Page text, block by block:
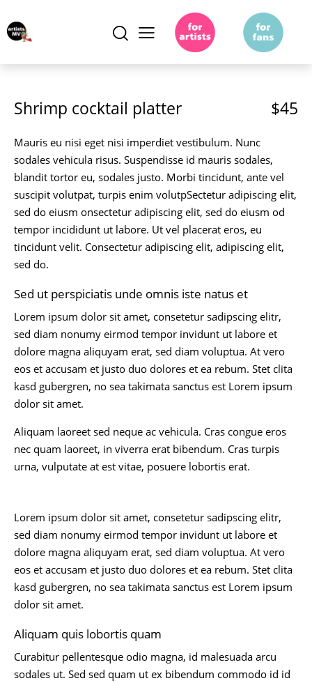
Shrimp cocktail platter $45
Mauris eu nisi eget nisi imperdiet vestibulum. Nunc
sodales vehicula risus. Suspendisse id mauris sodales,
blandit tortor eu, sodales justo. Morbi tincidunt, ante vel
suscipit volutpat, turpis enim volutpSectetur adipiscing elit,
sed do eiusm onsectetur adipiscing elit, sed do eiusm od
tempor incididunt ut labore. Ut vel placerat eros, eu
tincidunt velit. Consectetur adipiscing elit, adipiscing elit,
sed do.
Sed ut perspiciatis unde omnis iste natus et
Lorem ipsum dolor sit amet, consetetur sadipscing elitr,
sed diam nonumy eirmod tempor invidunt ut labore et
dolore magna aliquyam erat, sed diam voluptua. At vero
eos et accusam et justo duo dolores et ea rebum. Stet clita
kasd gubergren, no sea takimata sanctus est Lorem ipsum
dolor sit amet.
Aliquam laoreet sed neque ac vehicula. Cras congue eros
nec quam laoreet, in viverra erat bibendum. Cras turpis
urna, vulputate at est vitae, posuere lobortis erat.
Lorem ipsum dolor sit amet, consetetur sadipscing elitr,
sed diam nonumy eirmod tempor invidunt ut labore et
dolore magna aliquyam erat, sed diam voluptua. At vero
eos et accusam et justo duo dolores et ea rebum. Stet clita
kasd gubergren, no sea takimata sanctus est Lorem ipsum
dolor sit amet.
Aliquam quis lobortis quam
Curabitur pellentesque odio magna, id malesuada arcu
sodales ut. Sed sed quam ut ex bibendum commodo id id